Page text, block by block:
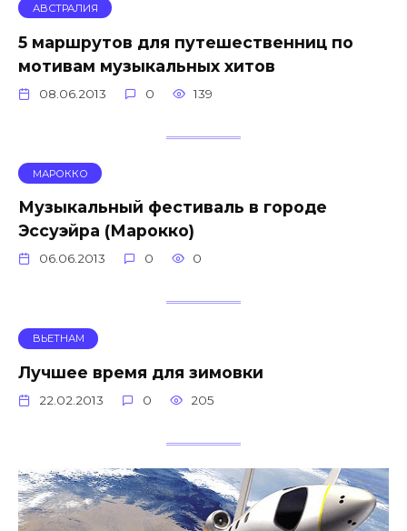
АВСТРАЛИЯ
5 маршрутов для путешественниц по
мотивам музыкальных хитов
08.06.2013 0 139
МАРОККО
Музыкальный фестиваль в городе
Эссуэйра (Марокко)
06.06.2013 0 0
ВЬЕТНАМ
Лучшее время для зимовки
22.02.2013 0 205